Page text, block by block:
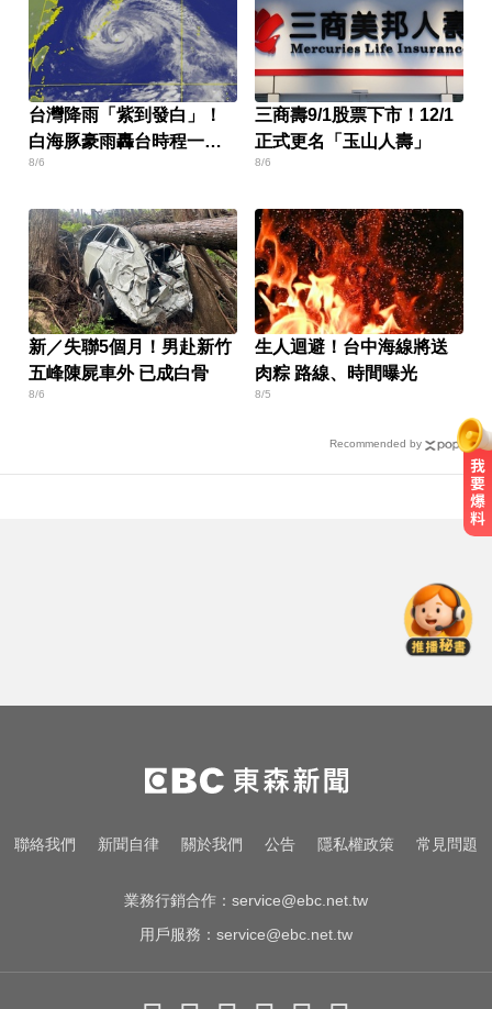
台灣降雨「紫到發白」！
白海豚豪雨轟台時程一次
看
8/6
三商壽9/1股票下市！12/1
正式更名「玉山人壽」
8/6
新／失聯5個月！男赴新竹
五峰陳屍車外 已成白骨
8/6
生人迴避！台中海線將送
肉粽 路線、時間曝光
8/5
Recommended by
暫停配送服務
才宣佈停播一週！網紅「肥大叔」
突離世 團隊發聲證實
愛玩車／奧迪最省電新作 A2 e-tron
聯絡我們 新聞自律 關於我們 公告 隱私權政策 常見問題
業務行銷合作： service@ebc.net.tw
用戶服務： service@ebc.net.tw